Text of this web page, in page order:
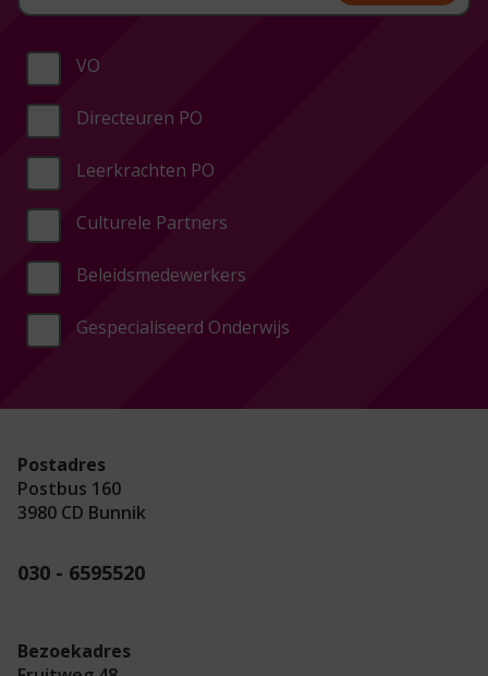
VO
Directeuren PO
Leerkrachten PO
Culturele Partners
Beleidsmedewerkers
Gespecialiseerd Onderwijs
Postadres
Postbus 160
3980 CD Bunnik
030 - 6595520
Bezoekadres